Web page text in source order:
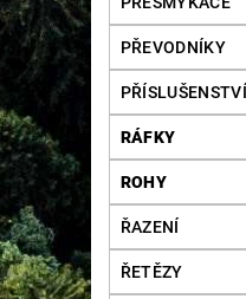
PŘEVODNÍKY
PŘÍSLUŠENSTVÍ
RÁFKY
ROHY
ŘAZENÍ
ŘETĚZY